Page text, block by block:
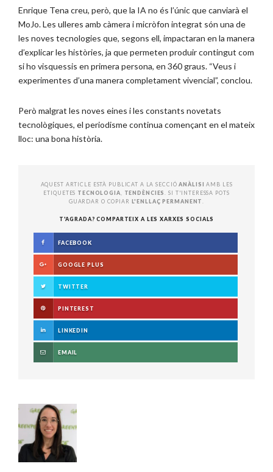
Enrique Tena creu, però, que la IA no és l’únic que canviarà el
MoJo. Les ulleres amb càmera i micròfon integrat són una de
les noves tecnologies que, segons ell, impactaran en la manera
d’explicar les històries, ja que permeten produir contingut com
si ho visquessis en primera persona, en 360 graus. “Veus i
experimentes d’una manera completament vivencial”, conclou.
Però malgrat les noves eines i les constants novetats
tecnològiques, el periodisme continua començant en el mateix
lloc: una bona història.
AQUEST ARTICLE ESTÀ PUBLICAT A LA SECCIÓANÀLISI AMB LES
ETIQUETES TECNOLOGIA TENDÈNCIES
. SI T'INTERESSA POTS
GUARDAR O COPIAR L'ENLLAÇ PERMANENT
T'AGRADA? COMPARTEIX A LES XARXES SOCIALS
FACEBOOK
GOOGLE PLUS
TWITTER
PINTEREST
LINKEDIN
EMAIL